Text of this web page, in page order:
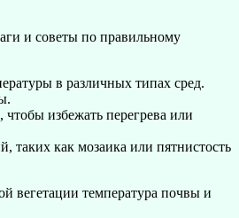
и советы по правильному
в различных типах сред.
избежать перегрева или
таких как мозаика или пятнистость
вегетации температура почвы и